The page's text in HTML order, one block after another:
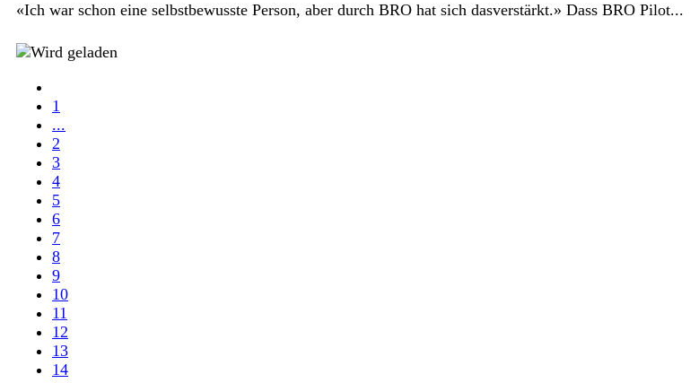
«Ich war schon eine selbstbewusste Person, aber durch BRO hat sich dasverstärkt.» Dass BRO Pilot...
1
...
2
3
4
5
6
7
8
9
10
11
12
13
14